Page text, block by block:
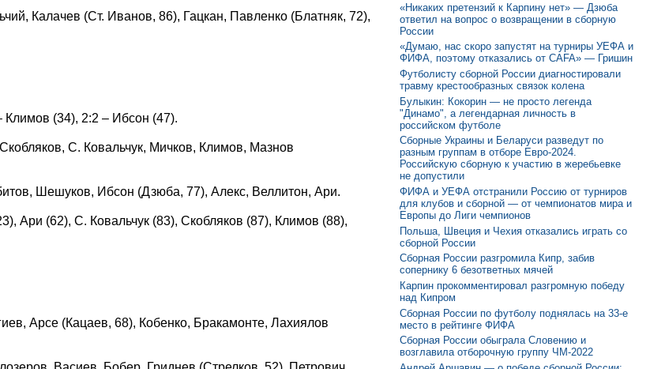
Калачев (Ст. Иванов, 86), Гацкан, Павленко (Блатняк, 72),
Климов (34), 2:2 – Ибсон (47).
С. Ковальчук, Мичков, Климов, Мазнов
Шешуков, Ибсон (Дзюба, 77), Алекс, Веллитон, Ари.
Ари (62), С. Ковальчук (83), Скобляков (87), Климов (88),
Арсе (Кацаев, 68), Кобенко, Бракамонте, Лахиялов
«Никаких претензий к Карпину нет» — Дзюба
ответил на вопрос о возвращении в сборную
России
«Думаю, нас скоро запустят на турниры УЕФА и
ФИФА, поэтому отказались от CAFA» — Гришин
Футболисту сборной России диагностировали
травму крестообразных связок колена
Булыкин: Кокорин — не просто легенда
"Динамо", а легендарная личность в
российском футболе
Сборные Украины и Беларуси разведут по
разным группам в отборе Евро-2024.
Российскую сборную к участию в жеребьевке
не допустили
ФИФА и УЕФА отстранили Россию от турниров
для клубов и сборной — от чемпионатов мира и
Европы до Лиги чемпионов
Польша, Швеция и Чехия отказались играть со
сборной России
Сборная России разгромила Кипр, забив
сопернику 6 безответных мячей
Карпин прокомментировал разгромную победу
над Кипром
Сборная России по футболу поднялась на 33-е
место в рейтинге ФИФА
Сборная России обыграла Словению и
возглавила отборочную группу ЧМ-2022